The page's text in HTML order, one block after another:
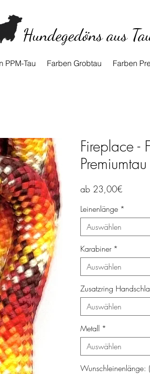
Hundegedöns aus
PPM-Tau Farben Grobtau Farben
Fireplace -
Premiumtau
ab 23,00€Sale-
Leinenlänge *
Auswählen
Karabiner *
Auswählen
Zusatzring
Auswählen
Metall *
Auswählen
Wunschleinenlänge: